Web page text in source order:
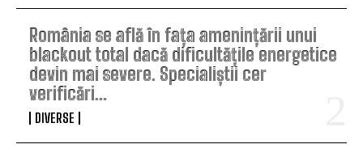
România se află în fața amenințării unui
blackout total dacă dificultățile energetice
devin mai severe. Specialiștii cer
verificări…
DIVERSE